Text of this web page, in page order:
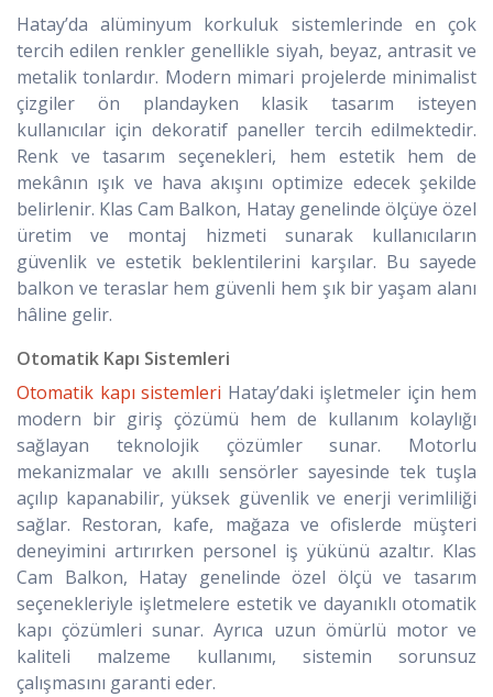
Hatay’da alüminyum korkuluk sistemlerinde en çok
tercih edilen renkler genellikle siyah, beyaz, antrasit ve
metalik tonlardır. Modern mimari projelerde minimalist
çizgiler ön plandayken klasik tasarım isteyen
kullanıcılar için dekoratif paneller tercih edilmektedir.
Renk ve tasarım seçenekleri, hem estetik hem de
mekânın ışık ve hava akışını optimize edecek şekilde
belirlenir. Klas Cam Balkon, Hatay genelinde ölçüye özel
üretim ve montaj hizmeti sunarak kullanıcıların
güvenlik ve estetik beklentilerini karşılar. Bu sayede
balkon ve teraslar hem güvenli hem şık bir yaşam alanı
hâline gelir.
Otomatik Kapı Sistemleri
Otomatik kapı sistemleri Hatay’daki işletmeler için hem
modern bir giriş çözümü hem de kullanım kolaylığı
sağlayan teknolojik çözümler sunar. Motorlu
mekanizmalar ve akıllı sensörler sayesinde tek tuşla
açılıp kapanabilir, yüksek güvenlik ve enerji verimliliği
sağlar. Restoran, kafe, mağaza ve ofislerde müşteri
deneyimini artırırken personel iş yükünü azaltır. Klas
Cam Balkon, Hatay genelinde özel ölçü ve tasarım
seçenekleriyle işletmelere estetik ve dayanıklı otomatik
kapı çözümleri sunar. Ayrıca uzun ömürlü motor ve
kaliteli malzeme kullanımı, sistemin sorunsuz
çalışmasını garanti eder.